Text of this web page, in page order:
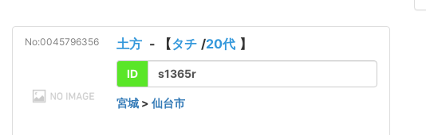
No:0045796356 土方 - 【タチ /20代 】
ID s1365r
宮城 > 仙台市